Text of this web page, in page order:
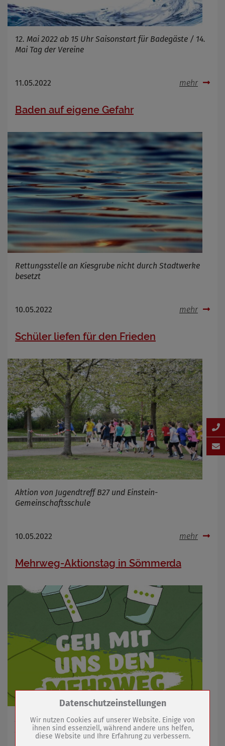
12. Mai 2022 ab 15 Uhr Saisonstart für Badegäste / 14.
Mai Tag der Vereine
11.05.2022 mehr
Baden auf eigene Gefahr
Rettungsstelle an Kiesgrube nicht durch Stadtwerke
besetzt
10.05.2022 mehr
Schüler liefen für den Frieden
Aktion von Jugendtreff B27 und Einstein-
Gemeinschaftsschule
10.05.2022 mehr
Mehrweg-Aktionstag in Sömmerda
Am 12. Mai 2022 Informationen und (Mitmach-)
Aktionen im Innenhof der Musikschule
Zum Betrieb der Seite notwendige Cookies /
Name
PHP Session Cookie
Datenschutzeinstellungen
Wir nutzen Cookies auf unserer Website. Einige von
ihnen sind essenziell, während andere uns helfen,
diese Website und Ihre Erfahrung zu verbessern.